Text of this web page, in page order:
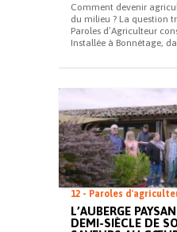
Comment devenir
du milieu ? La question
Paroles d’Agriculteur
Installée à Bonnétage,
12 - Paroles
L’AUBERGE
DEMI-SIÈCLE DE